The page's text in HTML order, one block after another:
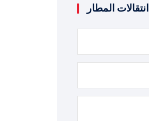
انتقالات المطار